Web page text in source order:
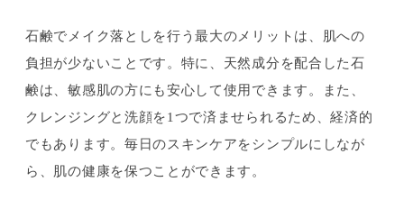
石鹸でメイク落としを行う最大のメリットは、肌への
負担が少ないことです。特に、天然成分を配合した石
鹸は、敏感肌の方にも安心して使用できます。また、
クレンジングと洗顔を1つで済ませられるため、経済的
でもあります。毎日のスキンケアをシンプルにしなが
ら、肌の健康を保つことができます。